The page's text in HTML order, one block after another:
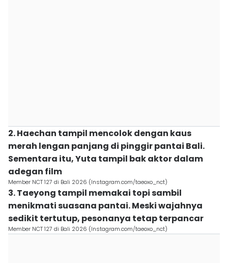
2. Haechan tampil mencolok dengan kaus
merah lengan panjang di pinggir pantai Bali.
Sementara itu, Yuta tampil bak aktor dalam
adegan film
Member NCT 127 di Bali 2026 (Instagram.com/taeoxo_nct)
3. Taeyong tampil memakai topi sambil
menikmati suasana pantai. Meski wajahnya
sedikit tertutup, pesonanya tetap terpancar
Member NCT 127 di Bali 2026 (Instagram.com/taeoxo_nct)